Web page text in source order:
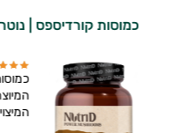
כמוסות קורדיספס |